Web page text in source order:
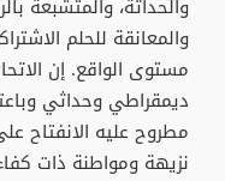
والمعانقة للحلم
مستوى الواقع. إن
ديمقراطي وحداثي
مطروح عليه الانفتاح
نزيهة ومواطنة ذات